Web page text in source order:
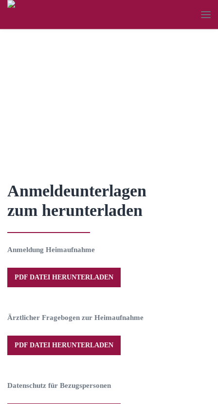
Anmeldeunterlagen
zum herunterladen
Anmeldung Heimaufnahme
PDF DATEI HERUNTERLADEN
Ärztlicher Fragebogen zur Heimaufnahme
PDF DATEI HERUNTERLADEN
Datenschutz für Bezugspersonen